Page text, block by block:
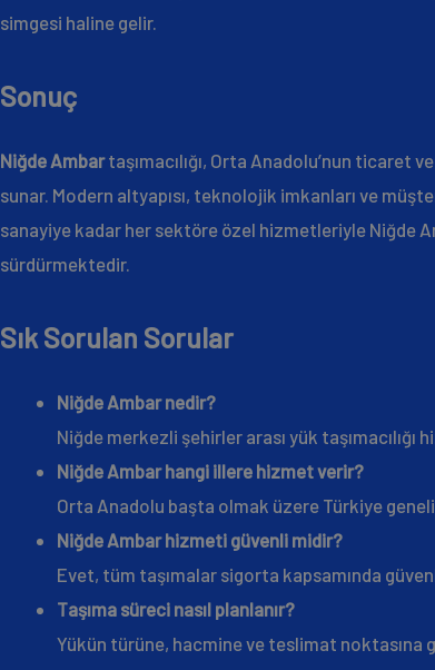
simgesi haline gelir.
Sonuç
Niğde Ambartaşımacılığı, Orta Anadolu’nun ticaret
sunar. Modern altyapısı, teknolojik imkanları ve
sanayiye kadar her sektöre özel hizmetleriyle Niğde
sürdürmektedir.
Sık Sorulan Sorular
Niğde Ambar nedir?
Niğde merkezli şehirler arası yük taşımacılığı
Niğde Ambar hangi illere hizmet verir?
Orta Anadolu başta olmak üzere Türkiye
Niğde Ambar hizmeti güvenli midir?
Evet, tüm taşımalar sigorta kapsamında
Taşıma süreci nasıl planlanır?
Yükün türüne, hacmine ve teslimat noktasına